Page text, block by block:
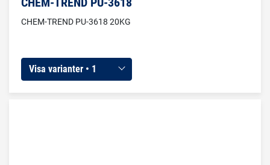
CHEM-TREND PU-3618 20KG
Visa varianter • 1